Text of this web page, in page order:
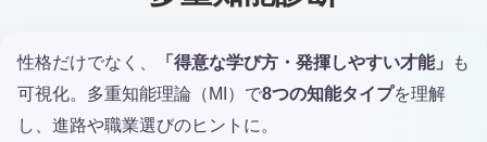
性格だけでなく、 「得意な学び方・発揮しやすい才能」
も
可視化。多重知能理論（MI）で8つの知能タイプを理解
し、進路や職業選びのヒントに。